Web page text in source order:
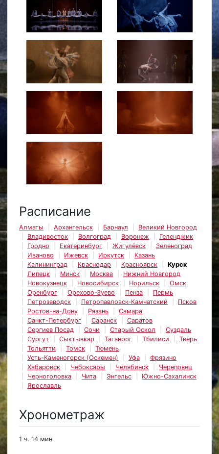
Расписание
Алматы Архангельск Барнаул
Великий Новгород
Владивосток
Волгоград Воронеж
Геленджик
Гродно
Екатеринбург Жигулёвск
Зеленоград
Иваново
Ижевск Иркутск
Казань
Калининград
Краснодар Красноярск
Курск
Липецк
Минск Москва
Нижний Новгород
Новокузнецк
Новосибирск Норильск
Омск
Оренбург
Орехово-Зуево Пенза
Пермь
Петрозаводск
Петропавловск-Камчатский
Псков
Ростов-на-Дону
Рязань
Самара
Санкт-Петербург
Саранск
Саратов
Сергиев Посад
Сочи Старый Оскол
Суздаль
Сургут
Сыктывкар Таганрог Тбилиси
Тверь
Тольятти
Томск
Тюмень
Усть-Каменогорск (Оскемен)
Уфа
Фрязино
Хабаровск
Чебоксары Челябинск
Череповец
Черноголовка
Чита Энгельс
Южно-Сахалинск
Ярославль
Хронометраж
1 ч. 14 мин.